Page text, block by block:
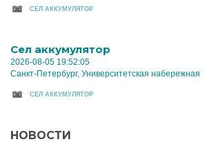
CЕЛ АККУМУЛЯТОР
Cел аккумулятор
2026-08-05 19:52:05
Санкт-Петербург, Университетская набережная
CЕЛ АККУМУЛЯТОР
НОВОСТИ